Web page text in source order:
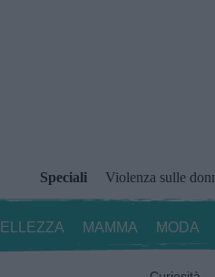
Speciali Violenza sulle
MAMMA MODA